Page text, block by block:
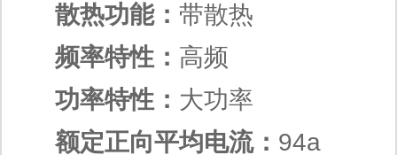
散热功能： 带散热
频率特性： 高频
功率特性： 大功率
额定正向平均电流： 94a